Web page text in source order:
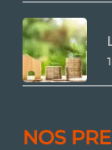
NOS